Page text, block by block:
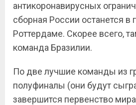
антикоронавирусных
сборная России останется в
Роттердаме. Скорее всего,
команда Бразилии.
По две лучшие команды из
полуфиналы (они будут
завершится первенство